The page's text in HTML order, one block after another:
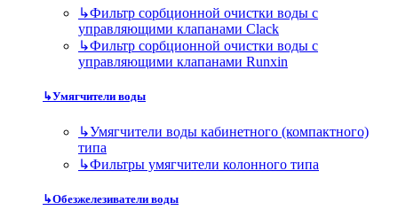
↳Фильтр сорбционной очистки воды с
управляющими клапанами Clack
↳Фильтр сорбционной очистки воды с
управляющими клапанами Runxin
↳Умягчители воды
↳Умягчители воды кабинетного (компактного)
типа
↳Фильтры умягчители колонного типа
↳Обезжелезиватели воды